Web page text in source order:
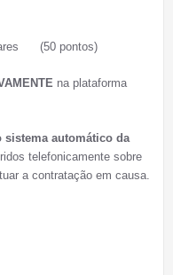
(50 pontos)
na plataforma
sistema automático da
telefonicamente sobre
a contratação em causa.